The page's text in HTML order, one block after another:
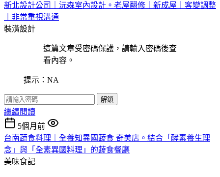
新北設計公司｜沅森室內設計。老屋翻修｜新成屋｜客變調整
｜非常重視溝通
裝潢設計
這篇文章受密碼保護，請輸入密碼後查
看內容。
提示：NA
解鎖
繼續閱讀
5個月前
台南蔬食料理｜全養知異國蔬食 奇美店。結合「酵素養生理
念」與「全素異國料理」的蔬食餐廳
美味食記